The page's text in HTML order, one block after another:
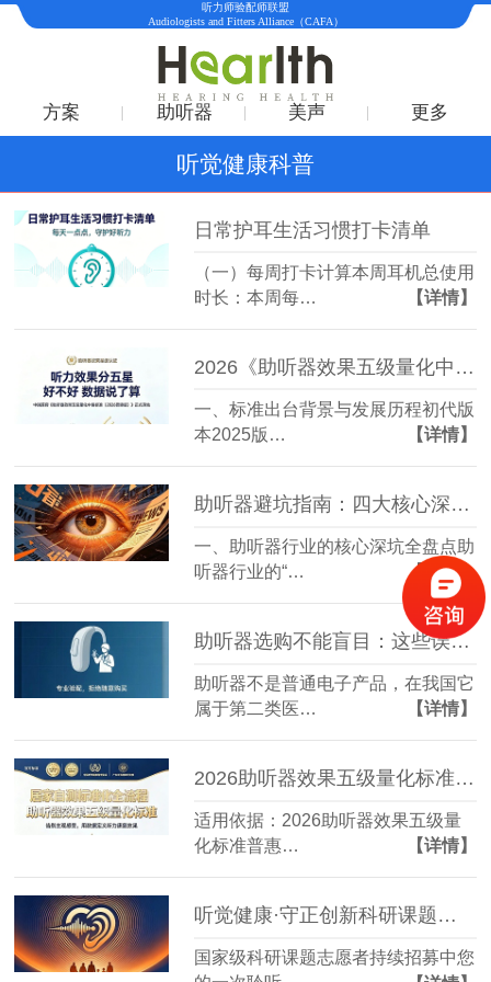
听力师验配师联盟
Audiologists and Fitters Alliance（CAFA）
方案 助听器 美声 更多
听觉健康科普
日常护耳生活习惯打卡清单
（一）每周打卡计算本周耳机总使用
时长：本周每…
【详情】
2026《助听器效果五级量化中国标准（普惠版+专业版）》完整详细介绍
一、标准出台背景与发展历程初代版
本2025版…
【详情】
助听器避坑指南：四大核心深坑与线下验配甄别提问清单
一、助听器行业的核心深坑全盘点助
听器行业的“…
【详情】
助听器选购不能盲目：这些误区和正确做法你得知道
助听器不是普通电子产品，在我国它
属于第二类医…
【详情】
2026助听器效果五级量化标准（普惠版）居家自测标准化全流程
适用依据：2026助听器效果五级量
化标准普惠…
【详情】
听觉健康·守正创新科研课题受试者招募
国家级科研课题志愿者持续招募中您